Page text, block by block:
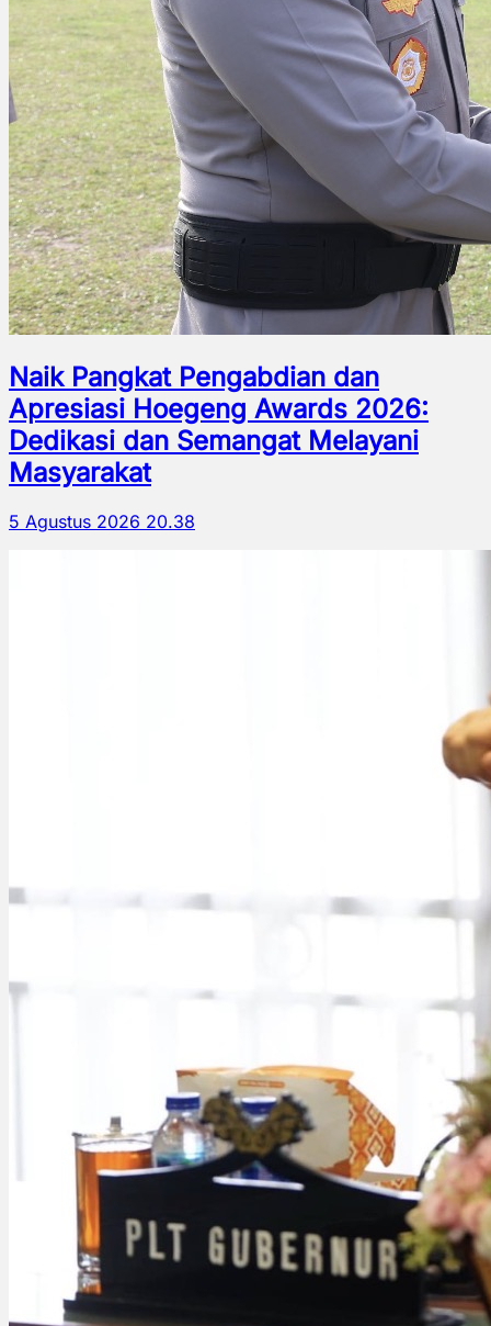
Naik Pangkat Pengabdian dan
Apresiasi Hoegeng Awards 2026:
Dedikasi dan Semangat Melayani
Masyarakat
5 Agustus 2026 20.38